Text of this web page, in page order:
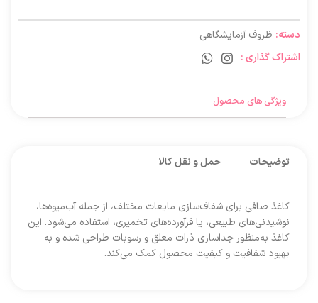
دسته: ظروف آزمایشگاهی
اشتراک گذاری :
ویژگی های محصول
توضیحات حمل و نقل کالا
کاغذ صافی برای شفاف‌سازی مایعات مختلف، از جمله آب‌میوه‌ها،
نوشیدنی‌های طبیعی، یا فرآورده‌های تخمیری، استفاده می‌شود. این
کاغذ به‌منظور جداسازی ذرات معلق و رسوبات طراحی شده و به
بهبود شفافیت و کیفیت محصول کمک می‌کند.